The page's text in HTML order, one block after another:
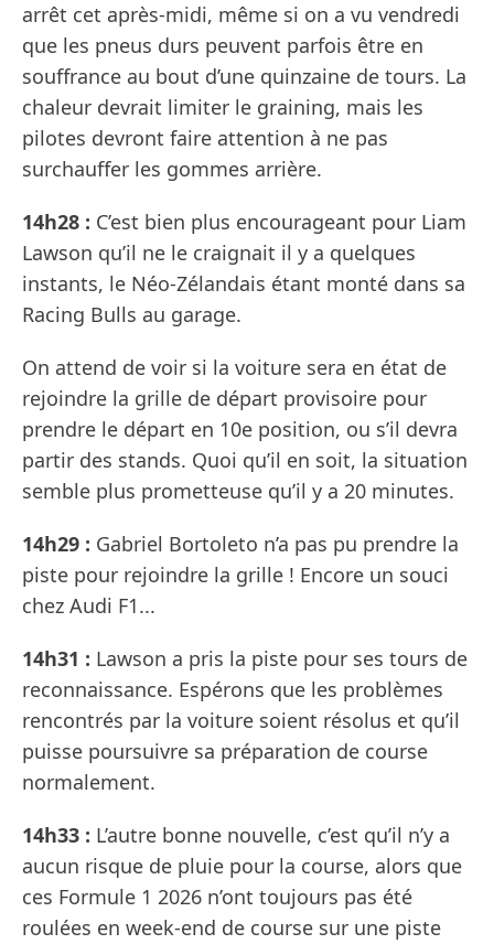
arrêt cet après-midi, même si on a vu vendredi
que les pneus durs peuvent parfois être en
souffrance au bout d’une quinzaine de tours. La
chaleur devrait limiter le graining, mais les
pilotes devront faire attention à ne pas
surchauffer les gommes arrière.
14h28 : C’est bien plus encourageant pour Liam
Lawson qu’il ne le craignait il y a quelques
instants, le Néo-Zélandais étant monté dans sa
Racing Bulls au garage.
On attend de voir si la voiture sera en état de
rejoindre la grille de départ provisoire pour
prendre le départ en 10e position, ou s’il devra
partir des stands. Quoi qu’il en soit, la situation
semble plus prometteuse qu’il y a 20 minutes.
14h29 : Gabriel Bortoleto n’a pas pu prendre la
piste pour rejoindre la grille ! Encore un souci
chez Audi F1...
14h31 : Lawson a pris la piste pour ses tours de
reconnaissance. Espérons que les problèmes
rencontrés par la voiture soient résolus et qu’il
puisse poursuivre sa préparation de course
normalement.
14h33 : L’autre bonne nouvelle, c’est qu’il n’y a
aucun risque de pluie pour la course, alors que
ces Formule 1 2026 n’ont toujours pas été
roulées en week-end de course sur une piste